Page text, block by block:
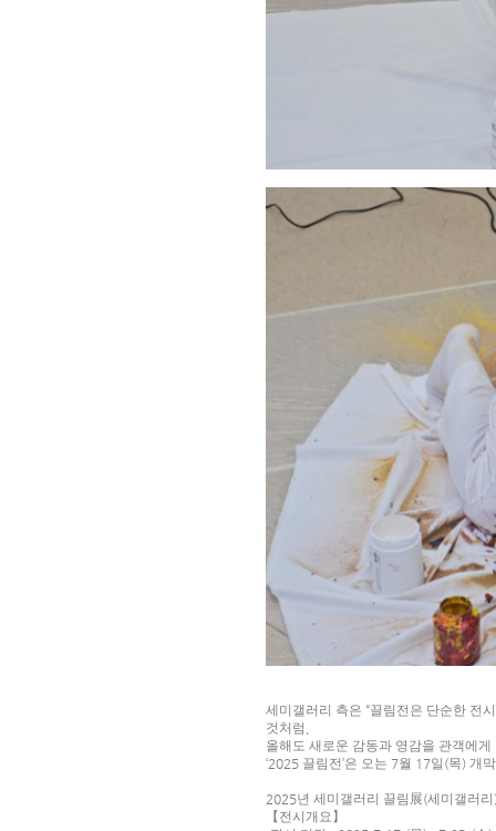
세미갤러리 측은 “끌림전은 단순한 전
것처럼
올해도 새로운 감동과 영감을 관객에게
‘2025 끌림전’은 오는 7월 17일 (목) 개
2025년 세미갤러리 끌림 展(세미갤러리
【 전시개요 】